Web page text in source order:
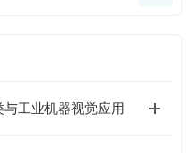
工业机器视觉应用